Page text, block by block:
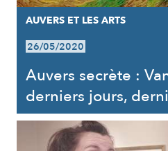
AUVERS ET LES ARTS
26/05/2020
Auvers secrète :
derniers jours,